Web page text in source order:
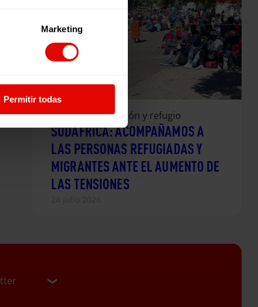
Marketing
Permitir todas
Noticia | Migración y refugio
SUDÁFRICA: ACOMPAÑAMOS A
LAS PERSONAS REFUGIADAS Y
MIGRANTES ANTE EL AUMENTO DE
LAS TENSIONES